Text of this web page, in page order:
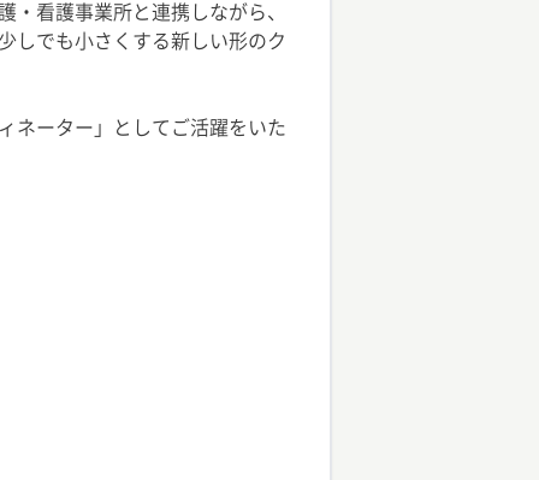
・看護事業所と連携しながら、
しでも小さくする新しい形のク
ネーター」としてご活躍をいた